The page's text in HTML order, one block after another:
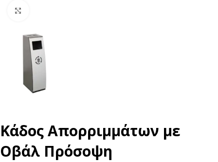
Κάδος Απορριμμάτων με
Οβάλ Πρόσοψη